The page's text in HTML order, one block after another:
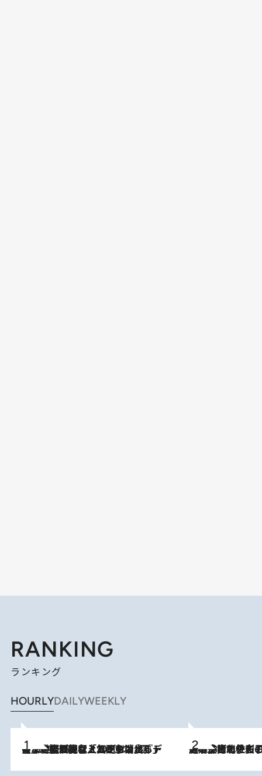
RANKING
ランキング
HOURLYDAILYWEEKLY
2026.8.5
【なぜ吉沢亮は「気配を消せる」のか？】興行収入208億の『国宝』を経て挑むミュージカル『ディア・エヴァン・ハンセン』。トップ俳優が舞台上でさらけ出した“孤独”とは 2026.8.3
《「文士の子ども被害者の会」発足！》阿川佐和子（72）が語る遠藤周作に北杜夫、劇作家・矢代静一の子どもたちの“文豪プライベート事件簿”